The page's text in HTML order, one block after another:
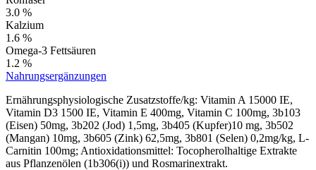
3.0 %
Kalzium
1.6 %
Omega-3 Fettsäuren
1.2 %
Nahrungsergänzungen
Ernährungsphysiologische Zusatzstoffe/kg: Vitamin A 15000 IE,
Vitamin D3 1500 IE, Vitamin E 400mg, Vitamin C 100mg, 3b103
(Eisen) 50mg, 3b202 (Jod) 1,5mg, 3b405 (Kupfer)10 mg, 3b502
(Mangan) 10mg, 3b605 (Zink) 62,5mg, 3b801 (Selen) 0,2mg/kg, L-
Carnitin 100mg; Antioxidationsmittel: Tocopherolhaltige Extrakte
aus Pflanzenölen (1b306(i)) und Rosmarinextrakt.